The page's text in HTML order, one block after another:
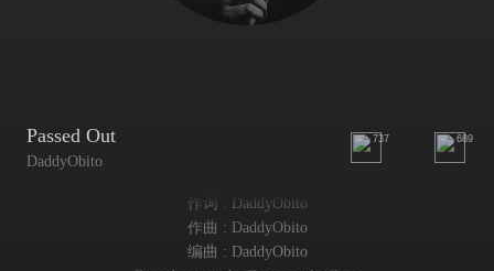
Passed Out
DaddyObito
737 689
作词 : DaddyObito
作曲 : DaddyObito
编曲 : DaddyObito